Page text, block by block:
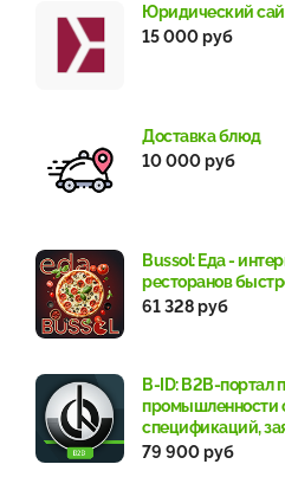
Юридический
15 000 руб
Доставка блюд
10 000 руб
Bussol: Еда -
ресторанов
61 328 руб
B-ID: B2B-портал
промышленности
спецификаций,
79 900 руб